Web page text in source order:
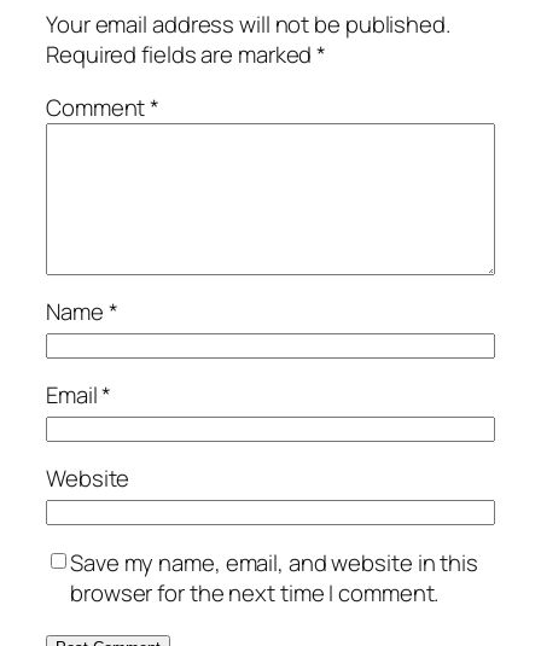
Your email address will not be published.
Required fields are marked*
Comment*
Name*
Email*
Website
Save my name, email, and website in this
browser for the next time I comment.